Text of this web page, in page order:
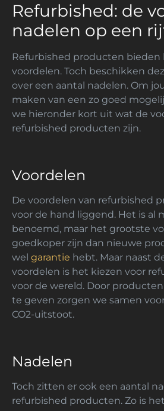
Refurbished: de
nadelen op een
Refurbished producten bieden
voordelen. Toch beschikken
over een aantal nadelen. Om
maken van een zo goed
we hieronder kort uit wat de
refurbished producten zijn.
Voordelen
De voordelen van refurbished
voor de hand liggend. Het is al
benoemd, maar het grootste
goedkoper zijn dan nieuwe
wel garantie hebt. Maar naast
voordelen is het kiezen voor
voor de wereld. Door
te geven zorgen we samen
CO2-uitstoot.
Nadelen
Toch zitten er ook een aantal
refurbished producten. Zo is